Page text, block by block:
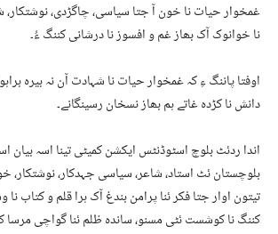
غمخوار حیات نا خون آ جتا سیاسی، چاگڑدی،
نا خوانوک آک بھاز غم و افسوز نا درشانی کننگ ءُ۔
اوفتا پاننگ ءِ کہ غمخوار حیات نا شہادت آن نہ بیرہ
دانش نا کڑدہ غاتے ہم بھاز نسخان رسینگانے۔
اندا ردئٹ بلوچ اسٹوڈنٹس ایکشن کمیٹی تینا اسہ بیان
بلوچستان ئٹ استاد، شاعر، سیاسی جہدکار، نوشتکار،
تیتون اوار جتا فکر ئنا پرامن بندغ آک ہرا قلم و کتاب نا
کننگ نا کوشست ئٹی مسنو، ساندہ ظلم ئنا گواچی مرسا